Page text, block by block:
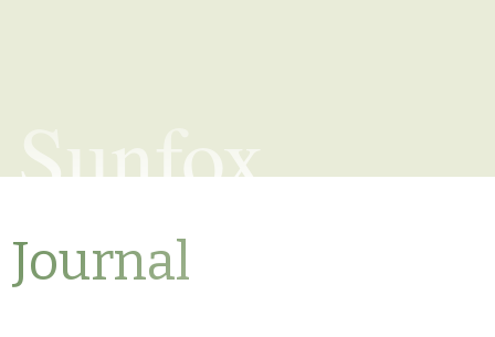
Sunfox
Journal